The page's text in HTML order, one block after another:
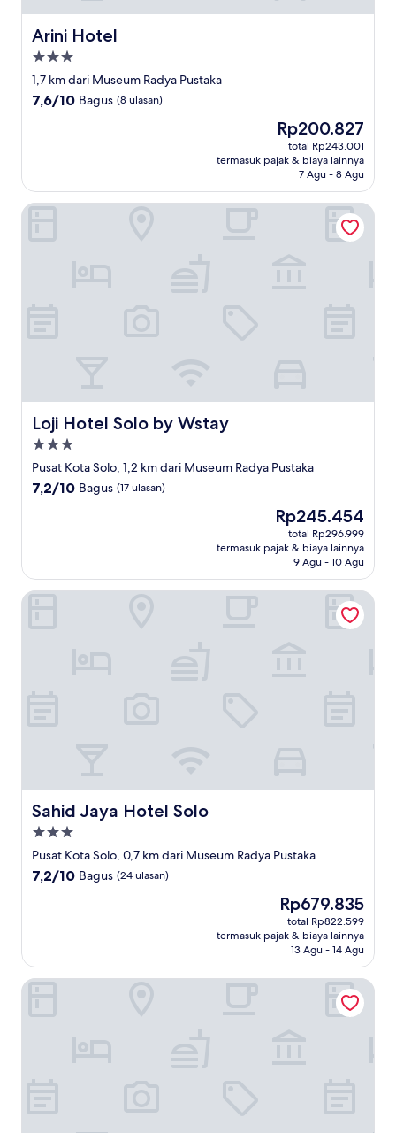
Arini Hotel
Arini Hotel
Properti
bintang
3.0
1,7 km dari Museum Radya Pustaka
7.6
7,6/10 Bagus (8 ulasan)
Harga
sekarang
Rp200.827
Rp200.827
total Rp243.001
termasuk pajak & biaya lainnya
7 Agu - 8 Agu
Loji Hotel Solo by Wstay
Loji Hotel Solo by Wstay
Properti
bintang
3.0
Pusat Kota Solo, 1,2 km dari Museum Radya Pustaka
7.2
7,2/10 Bagus (17 ulasan)
Harga
sekarang
Rp245.454
Rp245.454
total Rp296.999
termasuk pajak & biaya lainnya
9 Agu - 10 Agu
Loji Hotel Solo by Wstay
Sahid Jaya Hotel Solo
Sahid Jaya Hotel Solo
Properti
bintang
3.0
Pusat Kota Solo, 0,7 km dari Museum Radya Pustaka
7.2
7,2/10 Bagus (24 ulasan)
Harga
sekarang
Rp679.835
Rp679.835
total Rp822.599
termasuk pajak & biaya lainnya
13 Agu - 14 Agu
Sahid Jaya Hotel Solo
Hotel Neo Gading Solo